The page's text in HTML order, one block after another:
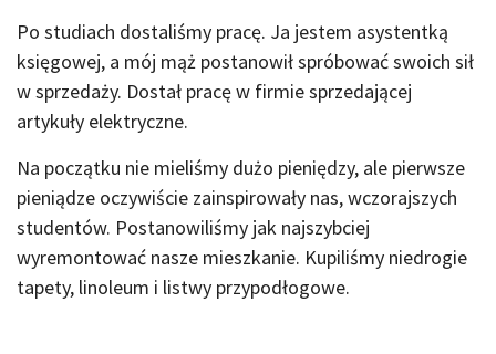
Po studiach dostaliśmy pracę. Ja jestem asystentką
księgowej, a mój mąż postanowił spróbować swoich sił
w sprzedaży. Dostał pracę w firmie sprzedającej
artykuły elektryczne.
Na początku nie mieliśmy dużo pieniędzy, ale pierwsze
pieniądze oczywiście zainspirowały nas, wczorajszych
studentów. Postanowiliśmy jak najszybciej
wyremontować nasze mieszkanie. Kupiliśmy niedrogie
tapety, linoleum i listwy przypodłogowe.